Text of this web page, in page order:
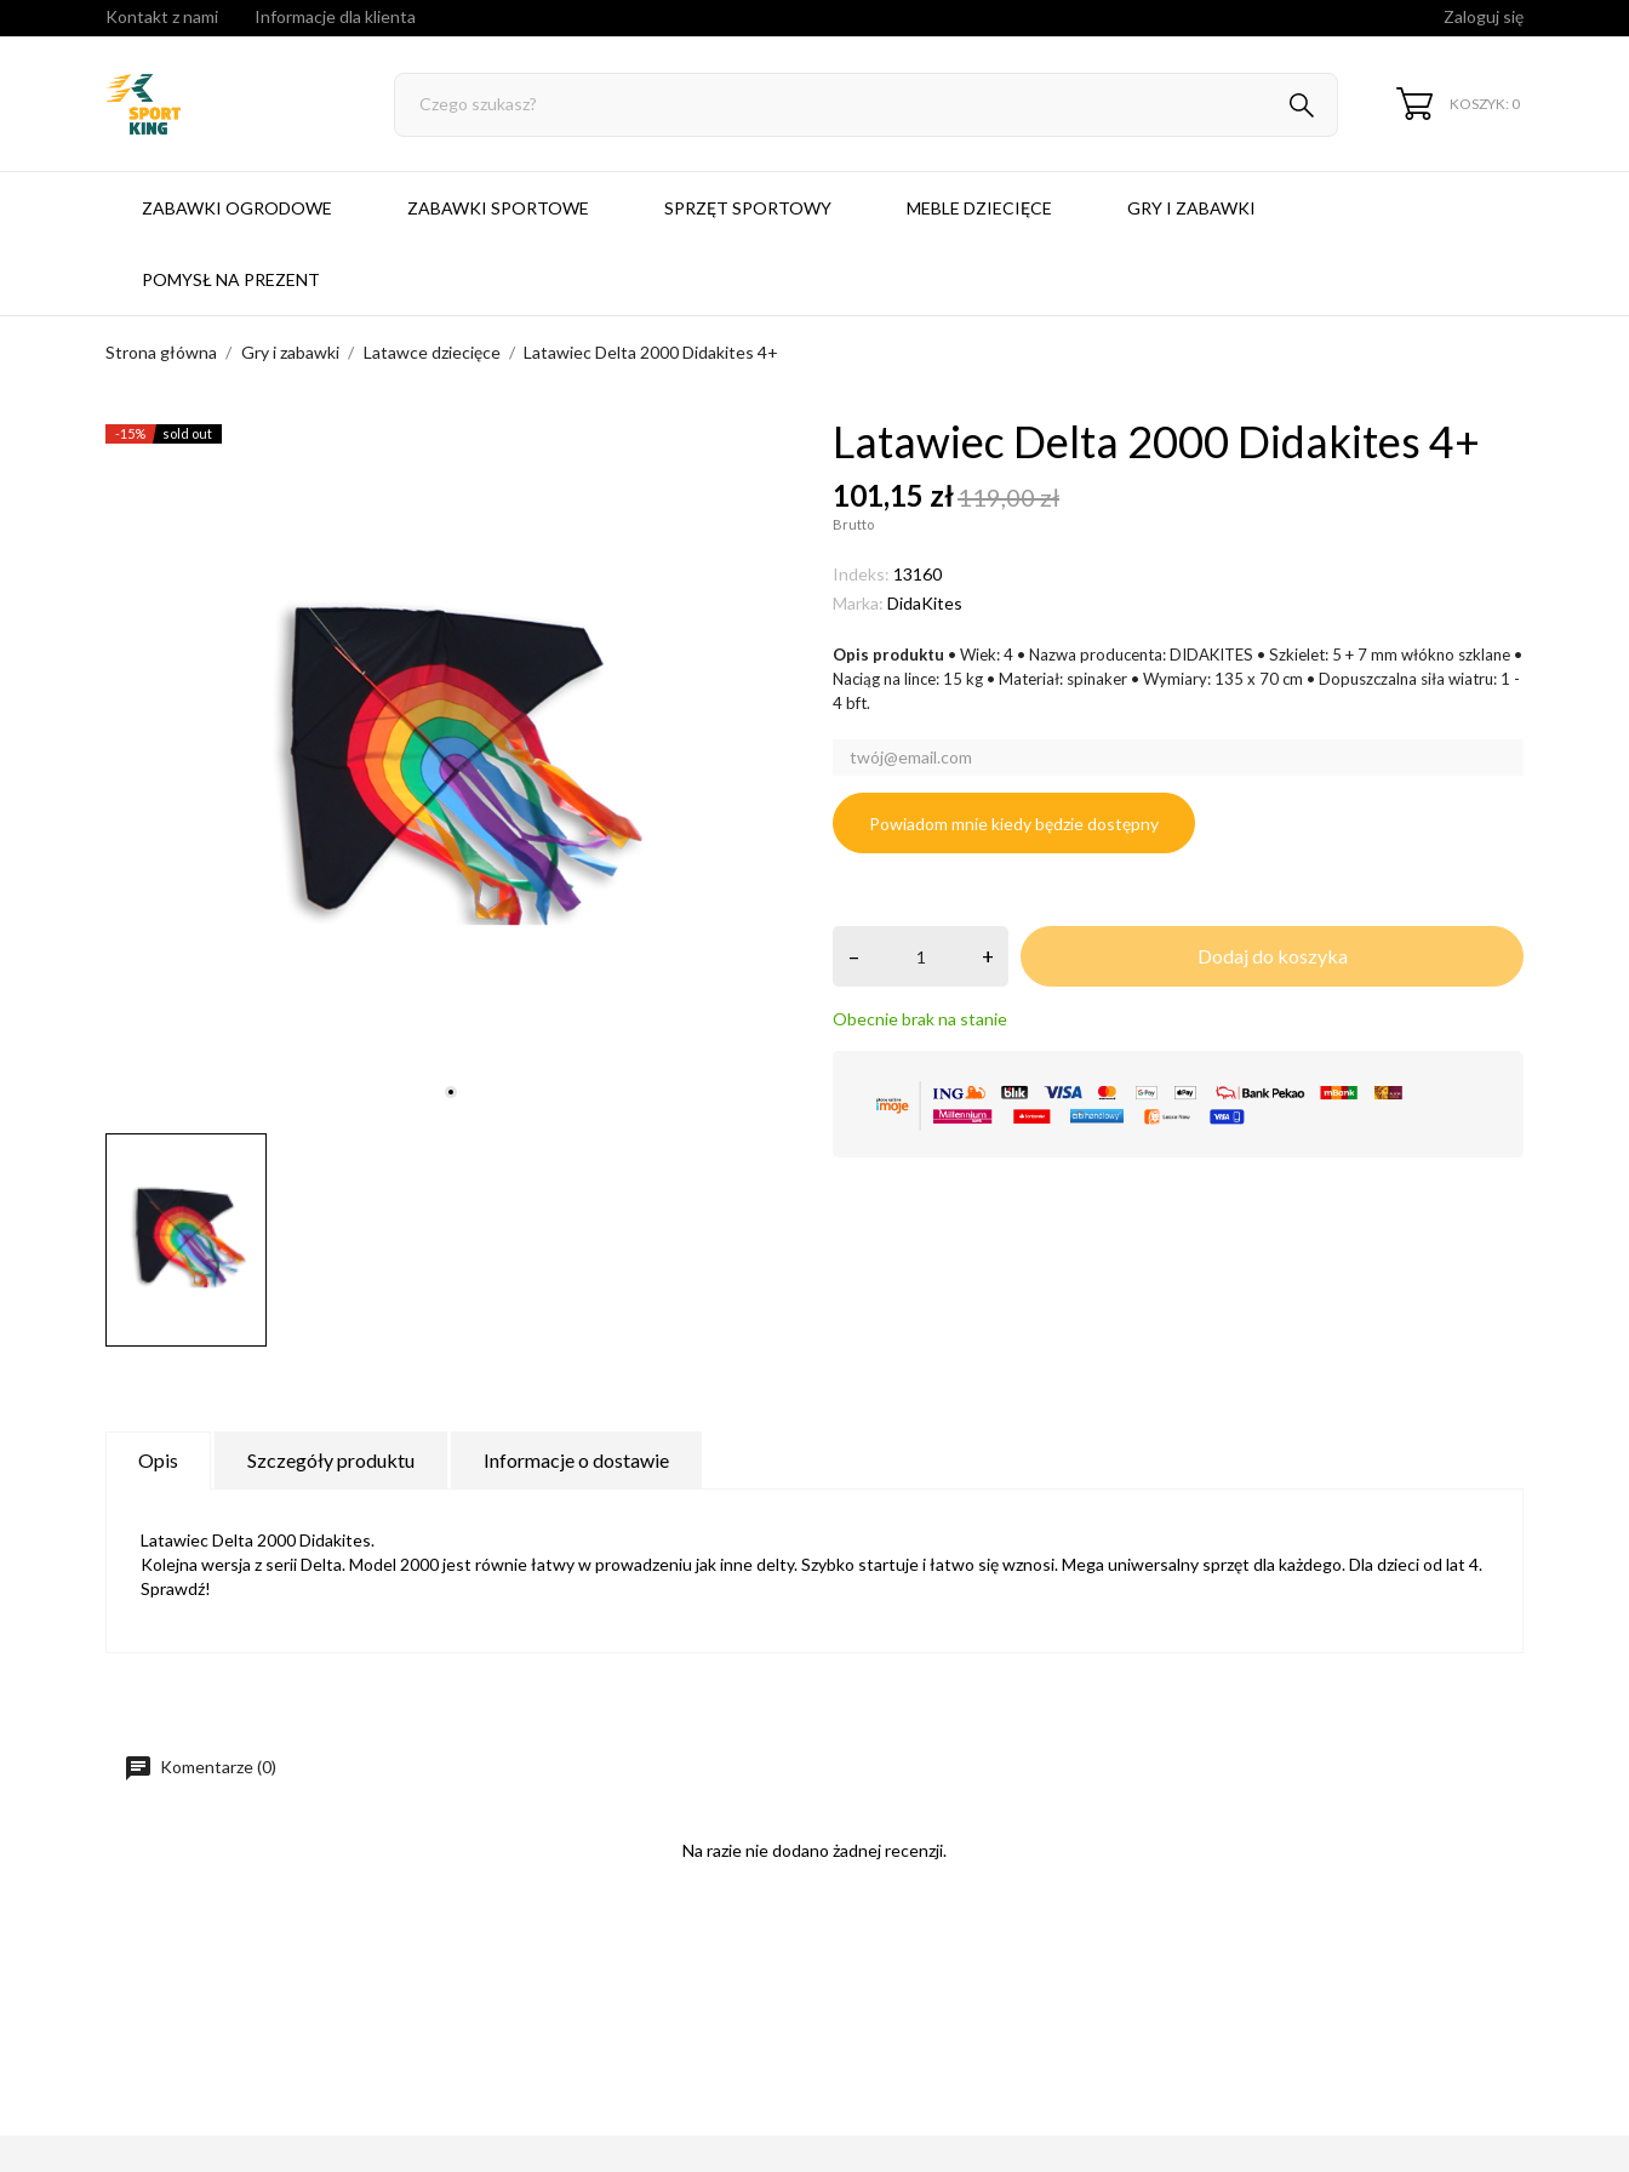
Kontakt z nami Informacje dla klienta Zaloguj się
KOSZYK: 0
ZABAWKI OGRODOWE ZABAWKI SPORTOWE SPRZĘT SPORTOWY MEBLE DZIECIĘCE GRY I ZABAWKI
POMYSŁ NA PREZENT
Strona główna Gry i zabawki Latawce dziecięce Latawiec Delta 2000 Didakites 4+
-15% sold out Latawiec Delta 2000 Didakites 4+
101,15 zł119,00 zł
Brutto
Indeks: 13160
Marka: DidaKites
Opis produktu • Wiek: 4 • Nazwa producenta: DIDAKITES • Szkielet: 5 + 7 mm włókno szklane •
Naciąg na lince: 15 kg • Materiał: spinaker • Wymiary: 135 x 70 cm • Dopuszczalna siła wiatru: 1 -
4 bft.
Powiadom mnie kiedy będzie dostępny
– + Dodaj do koszyka
Obecnie brak na stanie
Opis Szczegóły produktu Informacje o dostawie
Latawiec Delta 2000 Didakites.
Kolejna wersja z serii Delta. Model 2000 jest równie łatwy w prowadzeniu jak inne delty. Szybko startuje i łatwo się wznosi. Mega uniwersalny sprzęt dla każdego. Dla dzieci od lat 4.
Sprawdź!
Komentarze (0)
Na razie nie dodano żadnej recenzji.